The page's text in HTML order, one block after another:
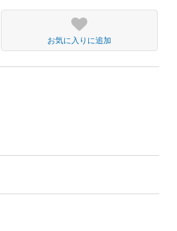
お気に入りに追加